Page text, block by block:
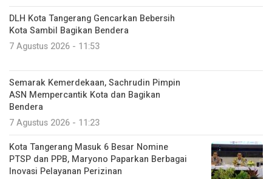
DLH Kota Tangerang Gencarkan Bebersih
Kota Sambil Bagikan Bendera
7 Agustus 2026 - 11:53
Semarak Kemerdekaan, Sachrudin Pimpin
ASN Mempercantik Kota dan Bagikan
Bendera
7 Agustus 2026 - 11:23
Kota Tangerang Masuk 6 Besar Nomine
PTSP dan PPB, Maryono Paparkan Berbagai
Inovasi Pelayanan Perizinan